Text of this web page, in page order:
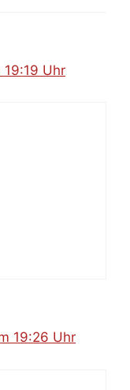
Uhr
19:26 Uhr